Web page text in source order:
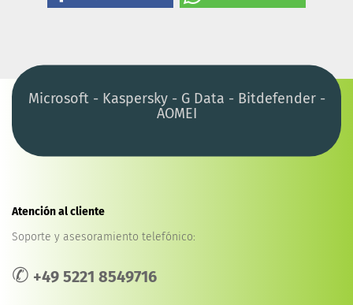
Microsoft - Kaspersky - G Data - Bitdefender -
AOMEI
Atención al cliente
Soporte y asesoramiento telefónico:
✆ +49 5221 8549716